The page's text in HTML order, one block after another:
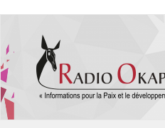
contenu
principal